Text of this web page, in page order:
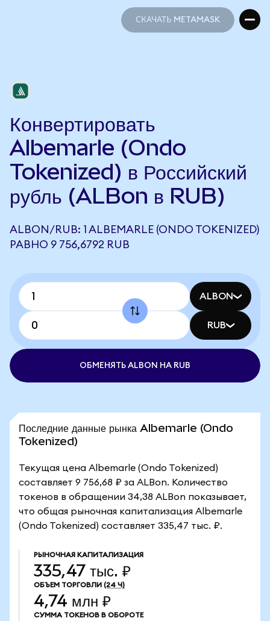
СКАЧАТЬ METAMASK
Конвертировать
Albemarle (Ondo
Tokenized) в Российский
рубль (ALBon в RUB)
ALBON/RUB: 1 ALBEMARLE (ONDO TOKENIZED)
РАВНО 9 756,6792 RUB
ALBON
RUB
ОБМЕНЯТЬ ALBON НА RUB
Последние данные рынка Albemarle (Ondo
Tokenized)
Текущая цена Albemarle (Ondo Tokenized)
составляет 9 756,68 ₽ за ALBon. Количество
токенов в обращении 34,38 ALBon показывает,
что общая рыночная капитализация Albemarle
(Ondo Tokenized) составляет 335,47 тыс. ₽.
РЫНОЧНАЯ КАПИТАЛИЗАЦИЯ
335,47 тыс. ₽
ОБЪЕМ ТОРГОВЛИ (24 Ч)
4,74 млн ₽
СУММА ТОКЕНОВ В ОБОРОТЕ